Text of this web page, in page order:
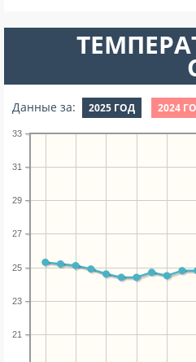
Данные за: 2025 ГОД 2024
21
23
25
27
29
31
33